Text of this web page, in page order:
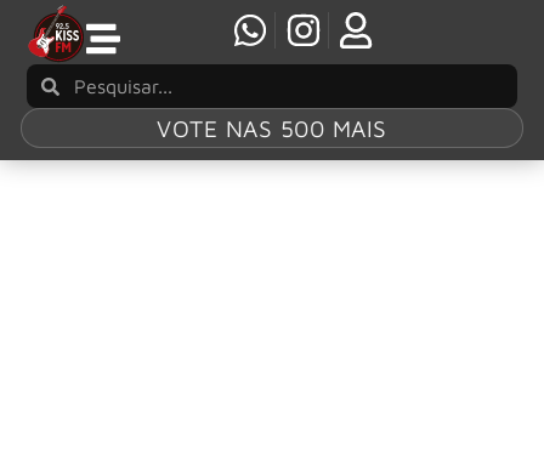
VOTE NAS 500 MAIS